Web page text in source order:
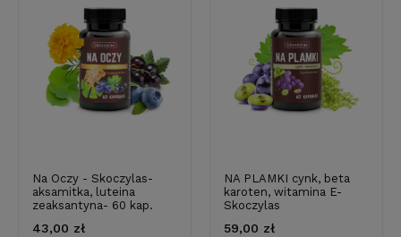
Na Oczy - Skoczylas-
aksamitka, luteina
zeaksantyna- 60 kap.
43,00 zł
NA PLAMKI cynk, beta
karoten, witamina E-
Skoczylas
59,00 zł